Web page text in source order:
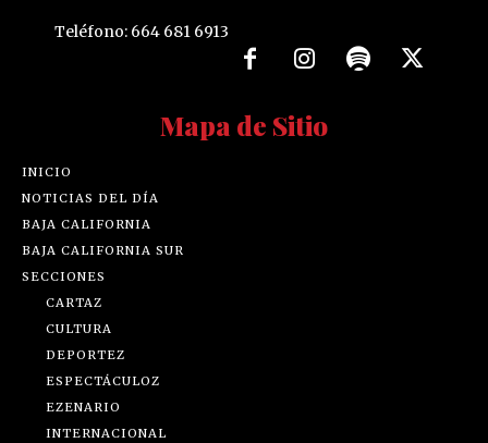
Teléfono: 664 681 6913
Mapa de Sitio
INICIO
NOTICIAS DEL DÍA
BAJA CALIFORNIA
BAJA CALIFORNIA SUR
SECCIONES
CARTAZ
CULTURA
DEPORTEZ
ESPECTÁCULOZ
EZENARIO
INTERNACIONAL